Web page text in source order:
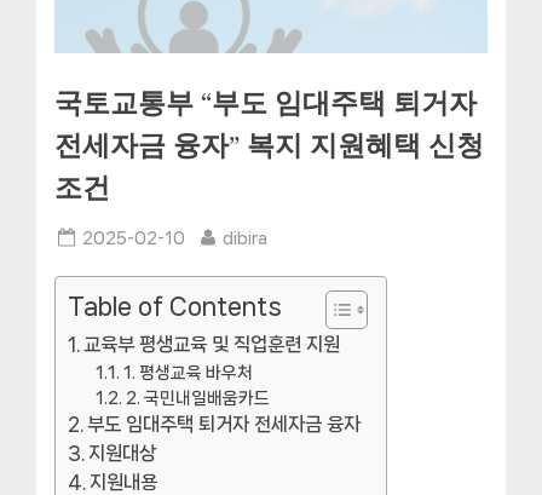
국토교통부 “부도 임대주택 퇴거자
전세자금 융자” 복지 지원혜택 신청
조건
Posted
2025-02-10 By
dibira
Table of Contents
교육부 평생교육 및 직업훈련 지원
1. 평생교육 바우처
2. 국민내일배움카드
부도 임대주택 퇴거자 전세자금 융자
지원대상
지원내용